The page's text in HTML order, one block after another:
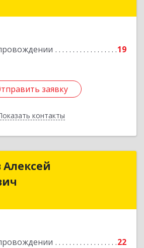
19
заявку
контакты
заявку
Назад
22
Шаповалов Алексей